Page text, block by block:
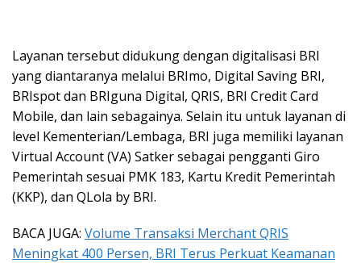
Layanan tersebut didukung dengan digitalisasi BRI
yang diantaranya melalui BRImo, Digital Saving BRI,
BRIspot dan BRIguna Digital, QRIS, BRI Credit Card
Mobile, dan lain sebagainya. Selain itu untuk layanan di
level Kementerian/Lembaga, BRI juga memiliki layanan
Virtual Account (VA) Satker sebagai pengganti Giro
Pemerintah sesuai PMK 183, Kartu Kredit Pemerintah
(KKP), dan QLola by BRI.
BACA JUGA: Volume Transaksi Merchant QRIS
Meningkat 400 Persen, BRI Terus Perkuat Keamanan